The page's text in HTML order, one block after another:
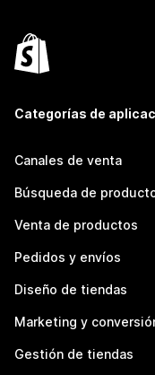
Categorías de
Canales de venta
Búsqueda de
Venta de productos
Pedidos y envíos
Diseño de tiendas
Marketing y
Gestión de tiendas